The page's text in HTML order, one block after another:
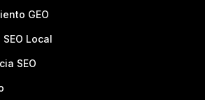
GEO
Local
SEO